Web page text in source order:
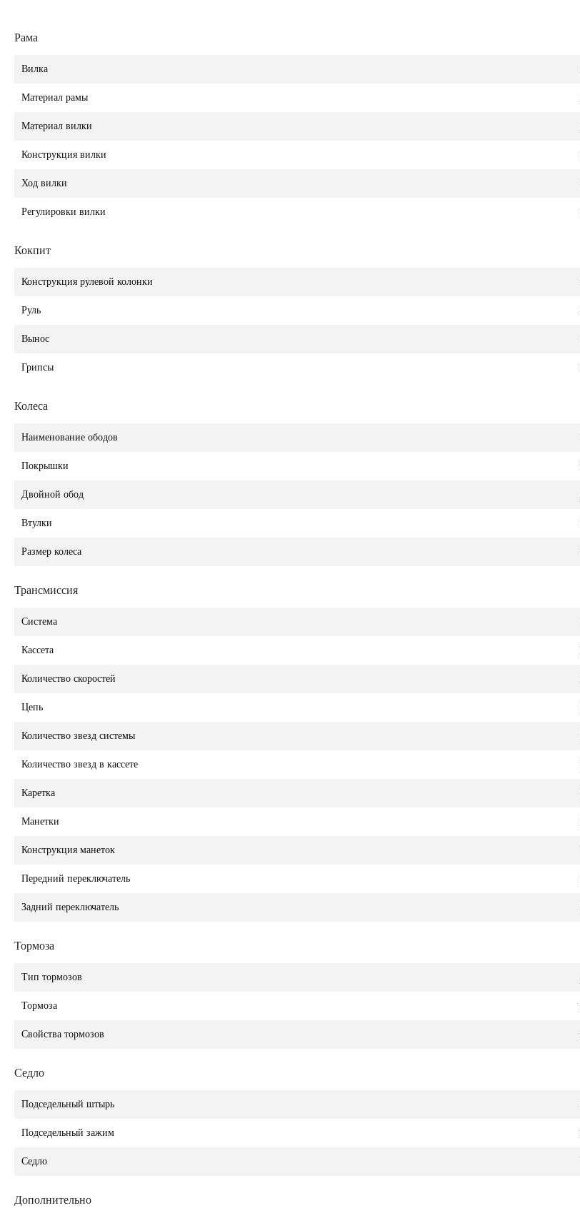
Рама
Вилка
Материал рамы
Материал вилки
Конструкция вилки
Ход вилки
Регулировки вилки
Кокпит
Конструкция рулевой колонки
Руль
Вынос
Грипсы
Колеса
Наименование ободов
Покрышки
Двойной обод
Втулки
Размер колеса
Трансмиссия
Система
Кассета
Количество скоростей
Цепь
Количество звезд системы
Количество звезд в кассете
Каретка
Манетки
Конструкция манеток
Передний переключатель
Задний переключатель
Тормоза
Тип тормозов
Тормоза
Свойства тормозов
Седло
Подседельный штырь
Подседельный зажим
Седло
Дополнительно